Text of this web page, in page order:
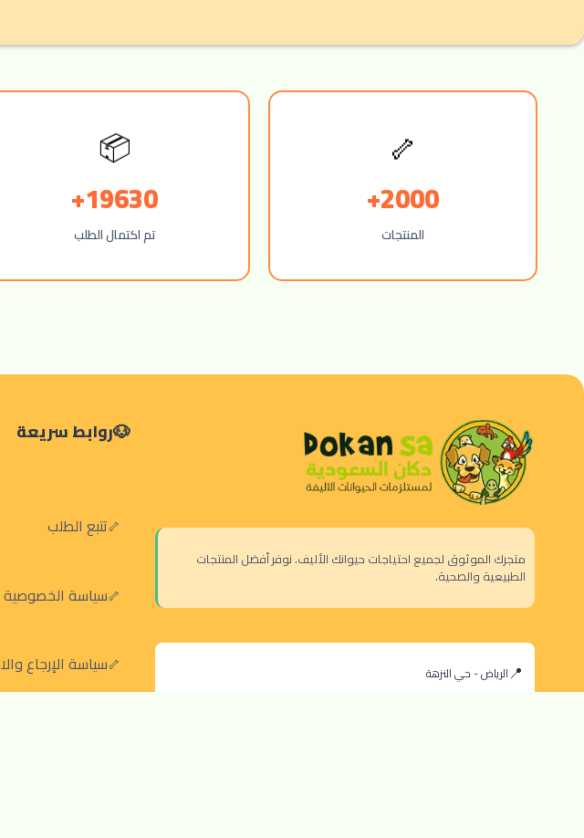
🦴
2000+
المنتجات
📦
19630+
تم اكتمال الطلب
متجرك الموثوق لجميع احتياجات حيوانك الأليف. نوفر أفضل المنتجات
الطبيعية والصحية.
الرياض - حي النزهة
روابط سريعة
تتبع الطلب
سياسة الخصوصية
سياسة الإرجاع